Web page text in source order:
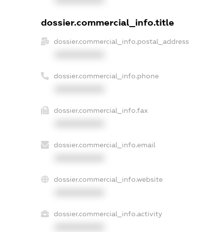
dossier.commercial_info.title
dossier.commercial_info.postal_address
dossier.commercial_info.phone
dossier.commercial_info.fax
dossier.commercial_info.email
dossier.commercial_info.website
dossier.commercial_info.activity